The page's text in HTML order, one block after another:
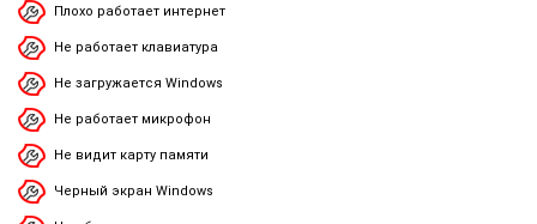
Плохо работает интернет
Не работает клавиатура
Не загружается Windows
Не работает микрофон
Не видит карту памяти
Черный экран Windows